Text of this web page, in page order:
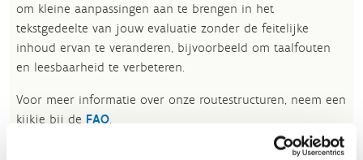
om kleine aanpassingen aan te brengen in het
tekstgedeelte van jouw evaluatie zonder de feitelijke
inhoud ervan te veranderen, bijvoorbeeld om taalfouten
en leesbaarheid te verbeteren.​
Voor meer informatie over onze routestructuren, neem een
kijkje bij de FAQ.
Wil je een probleem melden op een route? Ga dan naar